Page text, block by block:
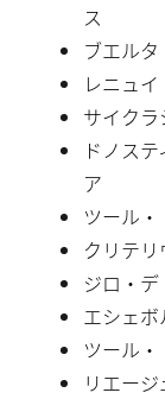
ス
ブエル
レニュ
サイク
ドノス
ア
ツール
クリテ
ジロ・
エシェ
ツール・
リエー